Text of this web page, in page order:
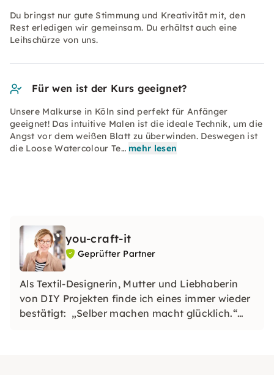
Du bringst nur gute Stimmung und Kreativität mit, den
Rest erledigen wir gemeinsam. Du erhältst auch eine
Leihschürze von uns.
Für wen ist der Kurs geeignet?
Unsere Malkurse in Köln sind perfekt für Anfänger
geeignet! Das intuitive Malen ist die ideale Technik, um die
Angst vor dem weißen Blatt zu überwinden. Deswegen ist
die Loose Watercolour Te… mehr lesen
you-craft-it
Geprüfter Partner
Als Textil-Designerin, Mutter und Liebhaberin
von DIY Projekten finde ich eines immer wieder
bestätigt: „Selber machen macht glücklich.“